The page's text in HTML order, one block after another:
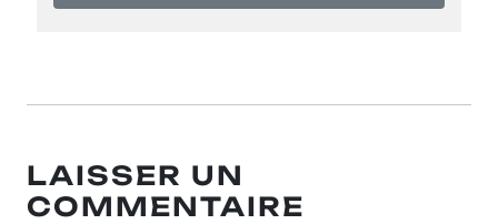
LAISSER UN
COMMENTAIRE